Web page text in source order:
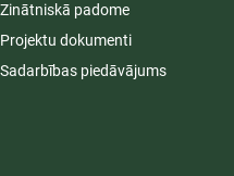
Zinātniskā padome
Projektu dokumenti
Sadarbības piedāvājums